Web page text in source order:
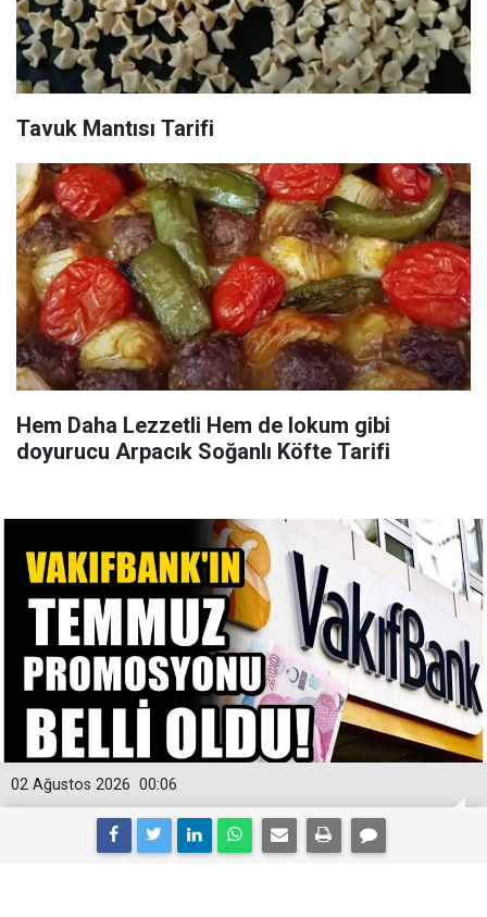
Tavuk Mantısı Tarifi
Hem Daha Lezzetli Hem de lokum gibi
doyurucu Arpacık Soğanlı Köfte Tarifi
00:06
02 Ağustos 2026